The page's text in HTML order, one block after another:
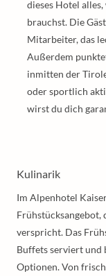
dieses Hotel
brauchst. Die
Mitarbeiter, das
Außerdem
inmitten der
oder sportlich
wirst du dich
Kulinarik
Im Alpenhotel
Frühstücksangebot,
verspricht. Das
Buffets serviert und
Optionen. Von